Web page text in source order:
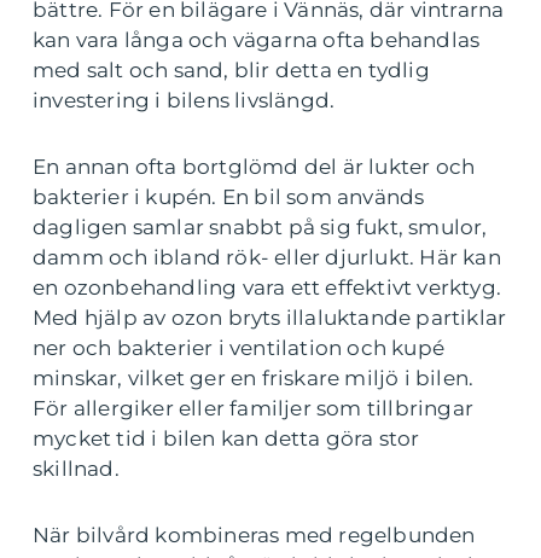
bättre. För en bilägare i Vännäs, där vintrarna
kan vara långa och vägarna ofta behandlas
med salt och sand, blir detta en tydlig
investering i bilens livslängd.
En annan ofta bortglömd del är lukter och
bakterier i kupén. En bil som används
dagligen samlar snabbt på sig fukt, smulor,
damm och ibland rök- eller djurlukt. Här kan
en ozonbehandling vara ett effektivt verktyg.
Med hjälp av ozon bryts illaluktande partiklar
ner och bakterier i ventilation och kupé
minskar, vilket ger en friskare miljö i bilen.
För allergiker eller familjer som tillbringar
mycket tid i bilen kan detta göra stor
skillnad.
När bilvård kombineras med regelbunden